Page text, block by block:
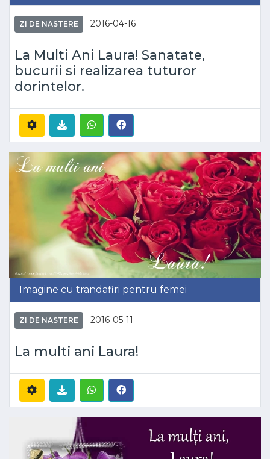
ZI DE NASTERE 2016-04-16
La Multi Ani Laura! Sanatate,
bucurii si realizarea tuturor
dorintelor.
Imagine cu trandafiri pentru femei
ZI DE NASTERE 2016-05-11
La multi ani Laura!